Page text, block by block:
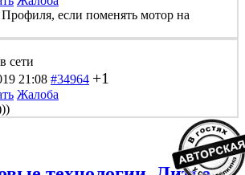
если поменять мотор на
21:08 #34964 +1
Жалоба